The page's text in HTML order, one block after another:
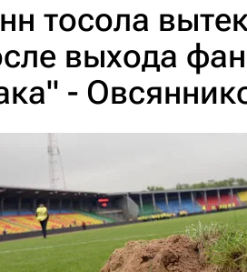
тосола
выхода
-